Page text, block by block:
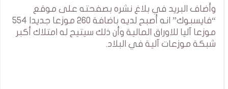
وأضاف البريد في بلاغ نشره بصفحته على موقع
“فايسبوك” انه أصبح لديه باضافة 260 موزعا جديدا 554
موزعا آليا للاوراق المالية وأن ذلك سيتيح له امتلاك أكبر
شبكة موزعات آلية في البلاد.